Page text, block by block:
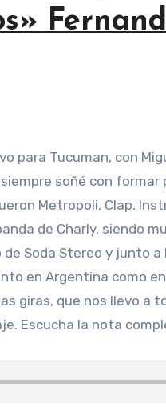
soñé con formar
Metropoli, Clap,
de Charly, siendo
Soda Stereo y junto a
en Argentina como
giras, que nos llevo a
Escucha la nota